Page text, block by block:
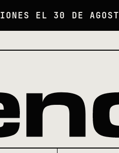
EL 30 DE